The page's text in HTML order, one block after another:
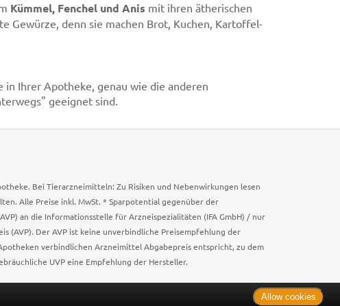
Kümmel, Fenchel und Anis mit ihren ätherischen
Gewürze, denn sie machen Brot, Kuchen, Kartoffel-
Ihrer Apotheke, genau wie die anderen
geeignet sind.
Bei Tierarzneimitteln: Zu Risiken und Nebenwirkungen lesen
Alle Preise inkl. MwSt. * Sparpotential gegenüber der
an die Informationsstelle für Arzneispezialitäten (IFA GmbH) / nur
(AVP). Der AVP ist keine unverbindliche Preisempfehlung der
verbindlichen Arzneimittel Abgabepreis entspricht, zu dem
UVP eine Empfehlung der Hersteller.
Allow cookies